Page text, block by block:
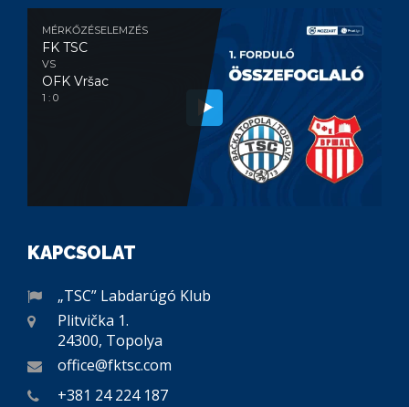
MÉRKŐZÉSELEMZÉS
FK TSC
VS
OFK Vršac
1 : 0
KAPCSOLAT
„TSC” Labdarúgó Klub
Plitvička 1.
24300, Topolya
office@fktsc.com
+381 24 224 187